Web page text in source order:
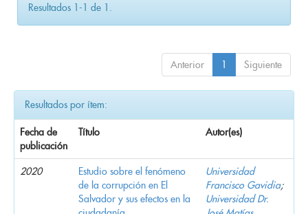
Resultados 1-1 de 1.
Anterior 1 Siguiente
Resultados por ítem:
Fecha de
publicación
Título Autor(es)
2020
Estudio sobre el fenómeno
de la corrupción en El
Salvador y sus efectos en la
Universidad
Francisco Gavidia;
Universidad Dr.